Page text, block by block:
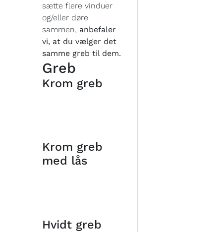
sætte flere vinduer
og/eller døre
sammen, anbefaler
vi, at du vælger det
samme greb til dem.
Greb
Krom greb
Krom greb
med lås
Hvidt greb